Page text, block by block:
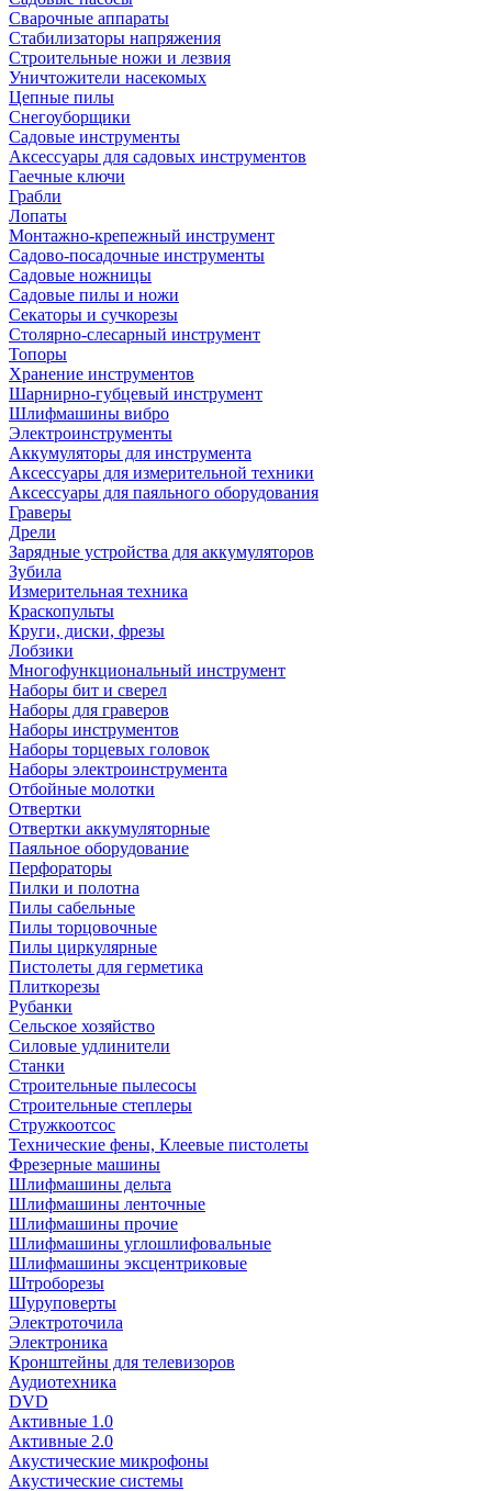
Сварочные аппараты
Стабилизаторы напряжения
Строительные ножи и лезвия
Уничтожители насекомых
Цепные пилы
Снегоуборщики
Садовые инструменты
Аксессуары для садовых инструментов
Гаечные ключи
Грабли
Лопаты
Монтажно-крепежный инструмент
Садово-посадочные инструменты
Садовые ножницы
Садовые пилы и ножи
Секаторы и сучкорезы
Столярно-слесарный инструмент
Топоры
Хранение инструментов
Шарнирно-губцевый инструмент
Шлифмашины вибро
Электроинструменты
Аккумуляторы для инструмента
Аксессуары для измерительной техники
Аксессуары для паяльного оборудования
Граверы
Дрели
Зарядные устройства для аккумуляторов
Зубила
Измерительная техника
Краскопульты
Круги, диски, фрезы
Лобзики
Многофункциональный инструмент
Наборы бит и сверел
Наборы для граверов
Наборы инструментов
Наборы торцевых головок
Наборы электроинструмента
Отбойные молотки
Отвертки
Отвертки аккумуляторные
Паяльное оборудование
Перфораторы
Пилки и полотна
Пилы сабельные
Пилы торцовочные
Пилы циркулярные
Пистолеты для герметика
Плиткорезы
Рубанки
Сельское хозяйство
Силовые удлинители
Станки
Строительные пылесосы
Строительные степлеры
Стружкоотсос
Технические фены, Клеевые пистолеты
Фрезерные машины
Шлифмашины дельта
Шлифмашины ленточные
Шлифмашины прочие
Шлифмашины углошлифовальные
Шлифмашины эксцентриковые
Штроборезы
Шуруповерты
Электроточила
Электроника
Кронштейны для телевизоров
Аудиотехника
DVD
Активные 1.0
Активные 2.0
Акустические микрофоны
Акустические системы